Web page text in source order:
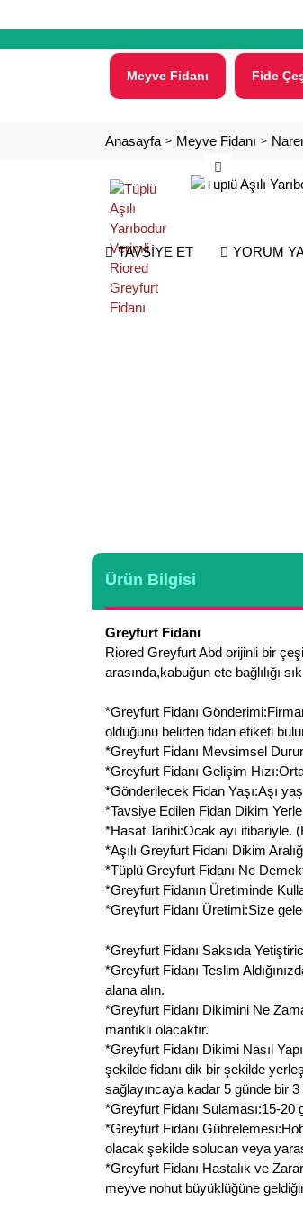
Meyve Fidanı Fide
Anasayfa Meyve Fidanı
TAVSİYE ET YORUM
Ürün Bilgisi
Greyfurt Fidanı
Riored Greyfurt Abd orijinli bir
arasında,kabuğun ete bağlılığı
*Greyfurt Fidanı
olduğunu belirten fidan etiketi
*Greyfurt Fidanı Mevsimsel
*Greyfurt Fidanı Gelişim
*Gönderilecek Fidan Yaşı:Aşı
*Tavsiye Edilen Fidan Dikim
*Hasat Tarihi:Ocak ayı itibariyle.
*Aşılı Greyfurt Fidanı Dikim
*Tüplü Greyfurt Fidanı Ne
*Greyfurt Fidanın Üretiminde
*Greyfurt Fidanı Üretimi:Size
*Greyfurt Fidanı Saksıda
*Greyfurt Fidanı Teslim
alana alın.
*Greyfurt Fidanı Dikimini Ne
mantıklı olacaktır.
*Greyfurt Fidanı Dikimi Nasıl
şekilde fidanı dik bir şekilde
sağlayıncaya kadar 5 günde bir
*Greyfurt Fidanı Sulaması:15-20
*Greyfurt Fidanı
olacak şekilde solucan veya
*Greyfurt Fidanı Hastalık ve
meyve nohut büyüklüğüne